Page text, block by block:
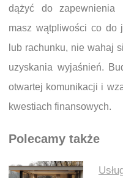
dążyć do zapewnienia
masz wątpliwości co do
lub rachunku, nie wahaj
uzyskania wyjaśnień.
otwartej komunikacji i
kwestiach finansowych.
Polecamy także